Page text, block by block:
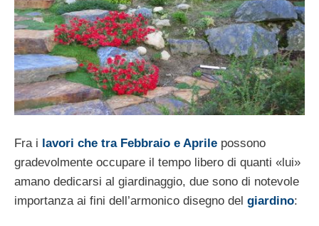
Fra i lavori che tra Febbraio e Aprile possono
gradevolmente occupare il tempo libero di quanti «lui»
amano dedicarsi al giardinag­gio, due sono di notevole
importanza ai fini dell’armonico disegno del giardino: